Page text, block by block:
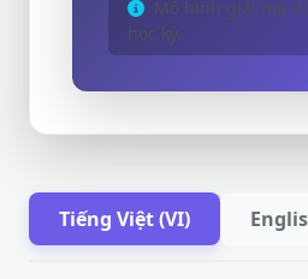
Mô hình giải mã
học kỳ.
Tiếng Việt (VI)